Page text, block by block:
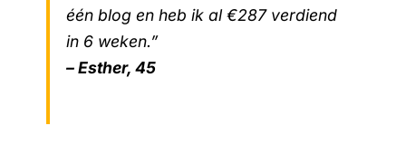
één blog en heb ik al €287 verdiend
in 6 weken.”
– Esther, 45